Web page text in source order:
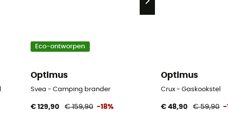
Eco-ontworpen
Optimus
Svea - Camping brander
€ 129,90 € 159,90 -18%
Optimus
Crux - Gaskookstel
€ 48,90 € 59,90 -